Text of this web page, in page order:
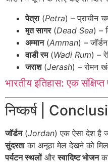
पेत्रा(Petra) – प्राचीन
मृत सागर(Dead Sea) –
अम्मान(Amman) –
वाडी रम(Wadi Rum) –
जराश(Jerash) – रोमन
भारतीय इतिहास: एक
निष्कर्ष |
जॉर्डन(Jordan) एक ऐसा देश है
सुंदरताका अनूठा मेल देखने को
पर्यटन स्थलोंऔरस्वादिष्ट भोजन